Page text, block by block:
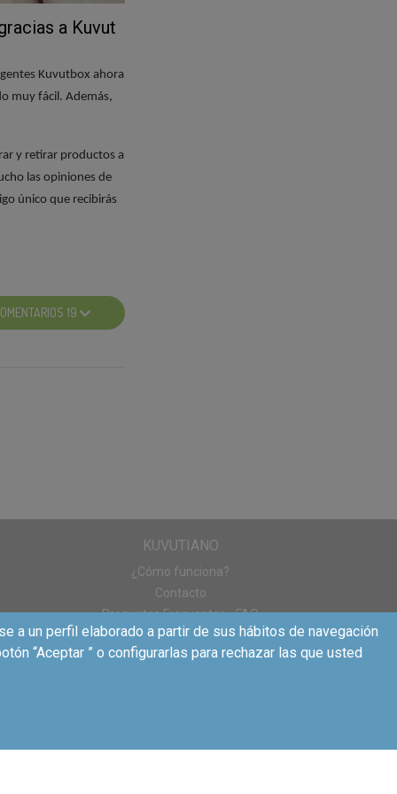
tu opinión y
comprometer
de participación.
para que retires
vayas tú mismo
y compartir
es muy
seguir
experiencia con
a Kuvut
Kuvutbox ahora
muy fácil. Además,
y retirar productos a
las opiniones de
único que recibirás
este proyecto
19
KUVUTIANO
¿Cómo funciona?
Contacto
Preguntas Frecuentes - FAQ
a un perfil elaborado a partir de sus hábitos de navegación
“Aceptar ” o configurarlas para rechazar las que usted